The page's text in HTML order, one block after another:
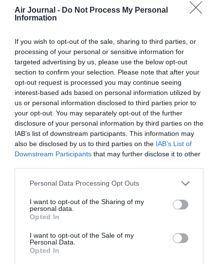
Air Journal - Do Not Process My Personal
Information
If you wish to opt-out of the sale, sharing to third parties, or
processing of your personal or sensitive information for
targeted advertising by us, please use the below opt-out
section to confirm your selection. Please note that after your
opt-out request is processed you may continue seeing
interest-based ads based on personal information utilized by
us or personal information disclosed to third parties prior to
your opt-out. You may separately opt-out of the further
disclosure of your personal information by third parties on the
IAB’s list of downstream participants. This information may
also be disclosed by us to third parties on the IAB’s List of
Downstream Participants that may further disclose it to other
Personal Data Processing Opt Outs
I want to opt-out of the Sharing of my
personal data.
Opted In
I want to opt-out of the Sale of my
Personal Data.
Opted In
@Aerolíneas Argentinas
Vous avez apprécié l’article ?
Soutenez-nous, faites un don !
NOUS SOUTENIR